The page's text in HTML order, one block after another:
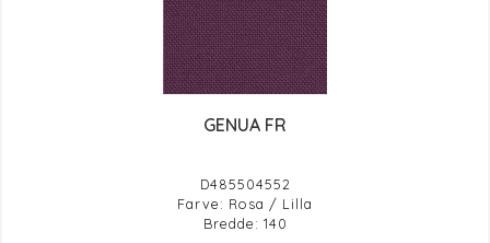
GENUA FR
D485504552
Farve: Rosa / Lilla
Bredde: 140